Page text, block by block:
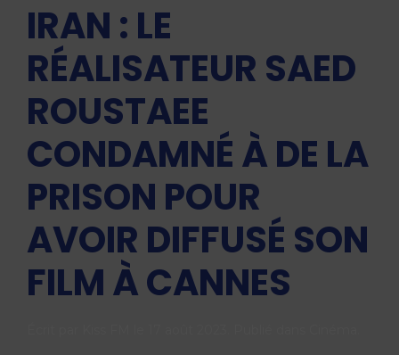
IRAN : LE
RÉALISATEUR SAED
ROUSTAEE
CONDAMNÉ À DE LA
PRISON POUR
AVOIR DIFFUSÉ SON
FILM À CANNES